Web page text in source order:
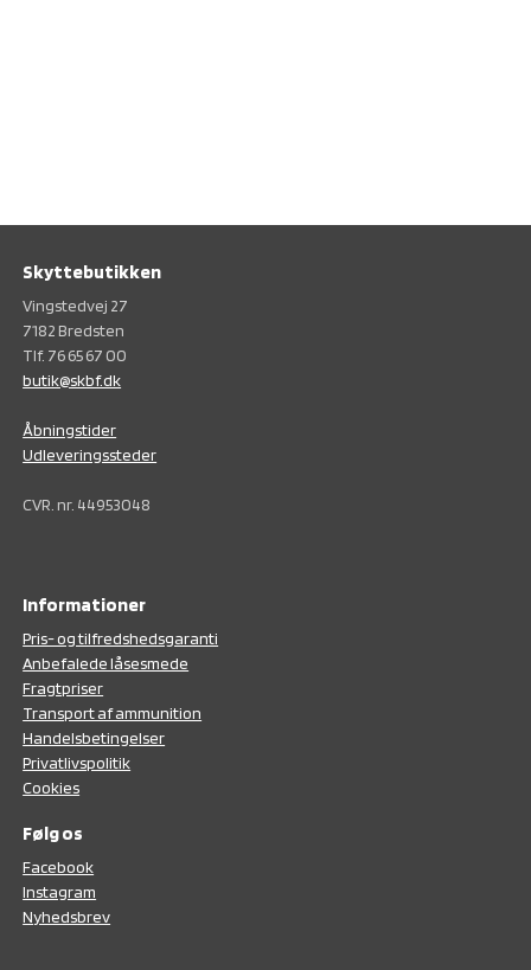
Skyttebutikken
Vingstedvej 27
7182 Bredsten
Tlf. 76 65 67 00
butik@skbf.dk
Åbningstider
Udleveringssteder
CVR. nr. 44953048
Informationer
Pris- og tilfredshedsgaranti
Anbefalede låsesmede
Fragtpriser
Transport af ammunition
Handelsbetingelser
Privatlivspolitik
Cookies
Følg os
Facebook
Instagram
Nyhedsbrev